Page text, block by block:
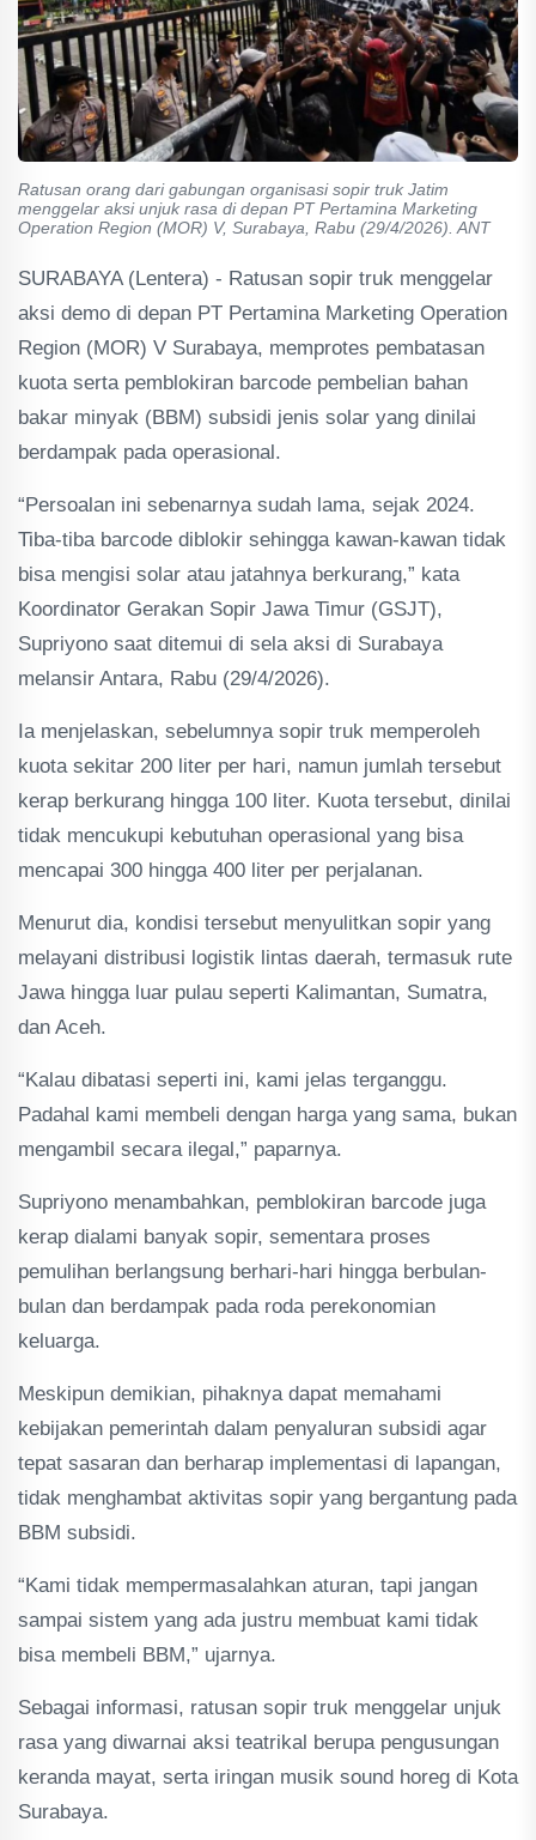
Ratusan orang dari gabungan organisasi sopir truk Jatim
menggelar aksi unjuk rasa di depan PT Pertamina Marketing
Operation Region (MOR) V, Surabaya, Rabu (29/4/2026). ANT
SURABAYA (Lentera) - Ratusan sopir truk menggelar
aksi demo di depan PT Pertamina Marketing Operation
Region (MOR) V Surabaya, memprotes pembatasan
kuota serta pemblokiran barcode pembelian bahan
bakar minyak (BBM) subsidi jenis solar yang dinilai
berdampak pada operasional.
“Persoalan ini sebenarnya sudah lama, sejak 2024.
Tiba-tiba barcode diblokir sehingga kawan-kawan tidak
bisa mengisi solar atau jatahnya berkurang,” kata
Koordinator Gerakan Sopir Jawa Timur (GSJT),
Supriyono saat ditemui di sela aksi di Surabaya
melansir Antara, Rabu (29/4/2026).
Ia menjelaskan, sebelumnya sopir truk memperoleh
kuota sekitar 200 liter per hari, namun jumlah tersebut
kerap berkurang hingga 100 liter. Kuota tersebut, dinilai
tidak mencukupi kebutuhan operasional yang bisa
mencapai 300 hingga 400 liter per perjalanan.
Menurut dia, kondisi tersebut menyulitkan sopir yang
melayani distribusi logistik lintas daerah, termasuk rute
Jawa hingga luar pulau seperti Kalimantan, Sumatra,
dan Aceh.
“Kalau dibatasi seperti ini, kami jelas terganggu.
Padahal kami membeli dengan harga yang sama, bukan
mengambil secara ilegal,” paparnya.
Supriyono menambahkan, pemblokiran barcode juga
kerap dialami banyak sopir, sementara proses
pemulihan berlangsung berhari-hari hingga berbulan-
bulan dan berdampak pada roda perekonomian
keluarga.
Meskipun demikian, pihaknya dapat memahami
kebijakan pemerintah dalam penyaluran subsidi agar
tepat sasaran dan berharap implementasi di lapangan,
tidak menghambat aktivitas sopir yang bergantung pada
BBM subsidi.
“Kami tidak mempermasalahkan aturan, tapi jangan
sampai sistem yang ada justru membuat kami tidak
bisa membeli BBM,” ujarnya.
Sebagai informasi, ratusan sopir truk menggelar unjuk
rasa yang diwarnai aksi teatrikal berupa pengusungan
keranda mayat, serta iringan musik sound horeg di Kota
Surabaya.